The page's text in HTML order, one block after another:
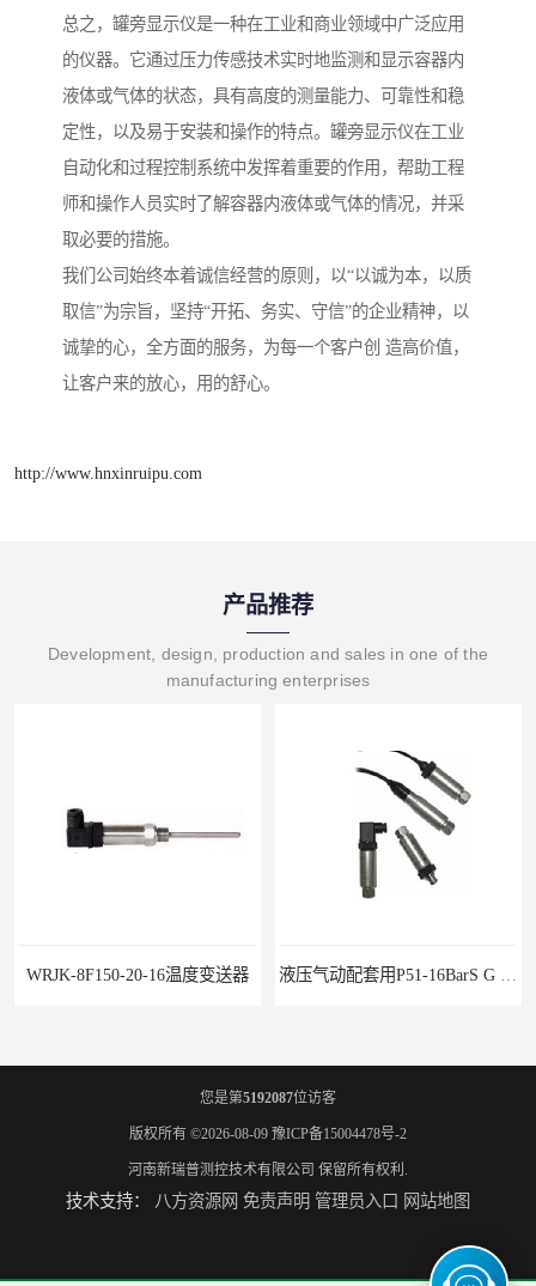
总之，罐旁显示仪是一种在工业和商业领域中广泛应用
的仪器。它通过压力传感技术实时地监测和显示容器内
液体或气体的状态，具有高度的测量能力、可靠性和稳
定性，以及易于安装和操作的特点。罐旁显示仪在工业
自动化和过程控制系统中发挥着重要的作用，帮助工程
师和操作人员实时了解容器内液体或气体的情况，并采
取必要的措施。
我们公司始终本着诚信经营的原则，以“以诚为本，以质
取信”为宗旨，坚持“开拓、务实、守信”的企业精神，以
诚挚的心，全方面的服务，为每一个客户创 造高价值，
让客户来的放心，用的舒心。
http://www.hnxinruipu.com
产品推荐
Development, design, production and sales in one of the
manufacturing enterprises
WRJK-8F150-20-16温度变送器
WP-D816-01-08-HHT智能多路巡检仪 水泥厂用DG1300-PJ-1-2-40/AA2N压力变送器
您是第5192087位访客
版权所有 ©2026-08-09 豫ICP备15004478号-2
河南新瑞普测控技术有限公司 保留所有权利.
技术支持： 八方资源网 免责声明 管理员入口 网站地图